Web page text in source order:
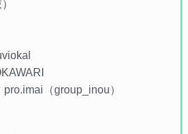
（group_inou）